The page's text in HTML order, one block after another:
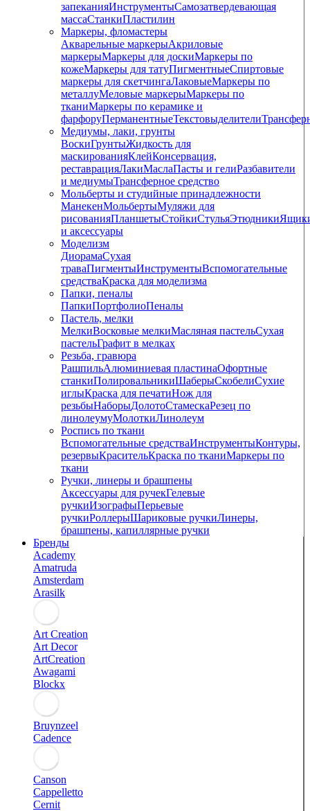
запеканияИнструментыСамозатвердевающая
массаСтанкиПластилин
Маркеры, фломастеры
Акварельные маркерыАкриловые
маркерыМаркеры для доскиМаркеры по
кожеМаркеры для татуПигментныеCпиртовые
маркеры для скетчингаЛаковыеМаркеры по
металлуМеловые маркерыМаркеры по
тканиМаркеры по керамике и
фарфоруПерманентныеТекстовыделители
Медиумы, лаки, грунты
ВоскиГрунтыЖидкость для
маскированияКлейКонсервация,
реставрацияЛакиМаслаПасты и гелиРазбавители
и медиумыТрансферное средство
Мольберты и студийные принадлежности
МанекенМольбертыМуляжи для
рисованияПланшетыСтойкиСтульяЭтюдники
и аксессуары
Моделизм
ДиорамаСухая
траваПигментыИнструментыВспомогательные
средстваКраска для моделизма
Папки, пеналы
ПапкиПортфолиоПеналы
Пастель, мелки
МелкиВосковые мелкиМасляная пастельСухая
пастельГрафит в мелках
Резьба, гравюра
РашпильАлюминиевая пластинаОфортные
станкиПолировальникиШаберыСкобелиСухие
иглыКраска для печатиНож для
резьбыНаборыДолотоСтамескаРезец по
линолеумуМолоткиЛинолеум
Роспись по ткани
Вспомогательные средстваИнструментыКонтуры,
резервыКрасительКраска по тканиМаркеры по
ткани
Ручки, линеры и брашпены
Аксессуары для ручекГелевые
ручкиИзографыПерьевые
ручкиРоллерыШариковые ручкиЛинеры,
брашпены, капиллярные ручки
Бренды
Academy
Amatruda
Amsterdam
Arasilk
Art Creation
Art Decor
ArtCreation
Awagami
Blockx
Bruynzeel
Cadence
Canson
Cappelletto
Cernit